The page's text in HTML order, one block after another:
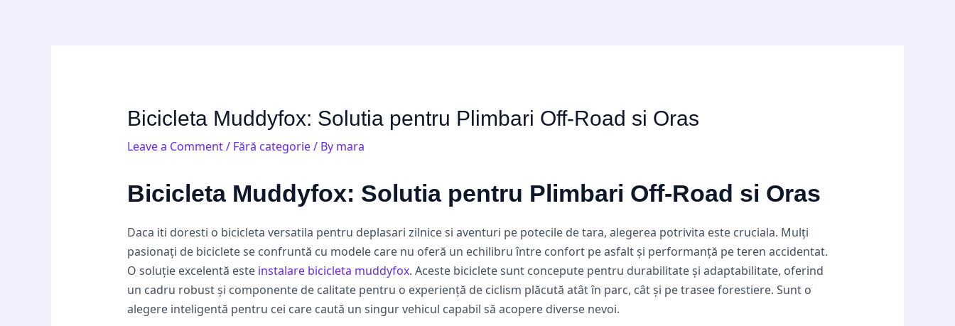
Bicicleta Muddyfox: Solutia pentru Plimbari Off-Road si Oras
Leave a Comment/ Fără categorie/ By mara
Bicicleta Muddyfox: Solutia pentru Plimbari Off-Road si Oras
Daca iti doresti o bicicleta versatila pentru deplasari zilnice si aventuri pe potecile de tara, alegerea potrivita este cruciala. Mulți
pasionați de biciclete se confruntă cu modele care nu oferă un echilibru între confort pe asfalt și performanță pe teren accidentat.
O soluție excelentă este instalare bicicleta muddyfox. Aceste biciclete sunt concepute pentru durabilitate și adaptabilitate, oferind
un cadru robust și componente de calitate pentru o experiență de ciclism plăcută atât în parc, cât și pe trasee forestiere. Sunt o
alegere inteligentă pentru cei care caută un singur vehicul capabil să acopere diverse nevoi.